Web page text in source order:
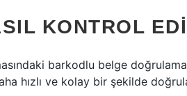
KONTROL
barkodlu belge
hızlı ve kolay bir şekilde